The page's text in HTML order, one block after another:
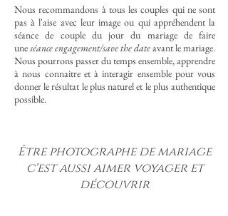
Nous recommandons à tous les couples qui ne sont
pas à l'aise avec leur image ou qui appréhendent la
séance de couple du jour du mariage de faire
uneséance engagement/save the dateavant le mariage.
Nous pourrons passer du temps ensemble, apprendre
à nous connaitre et à interagir ensemble pour vous
donner le résultat le plus naturel et le plus authentique
possible.
Être photographe de mariage
c'est aussi aimer voyager et
découvrir